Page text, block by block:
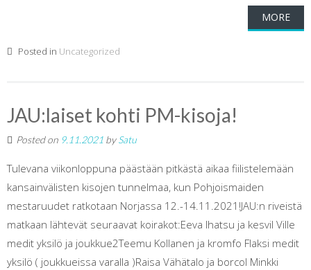
MORE
Posted in Uncategorized
JAU:laiset kohti PM-kisoja!
Posted on 9.11.2021 bySatu
Tulevana viikonloppuna päästään pitkästä aikaa fiilistelemään
kansainvälisten kisojen tunnelmaa, kun Pohjoismaiden
mestaruudet ratkotaan Norjassa 12.-14.11.2021!JAU:n riveistä
matkaan lähtevät seuraavat koirakot:Eeva Ihatsu ja kesvil Ville
medit yksilö ja joukkue2Teemu Kollanen ja kromfo Flaksi medit
yksilö ( joukkueissa varalla )Raisa Vähätalo ja borcol Minkki